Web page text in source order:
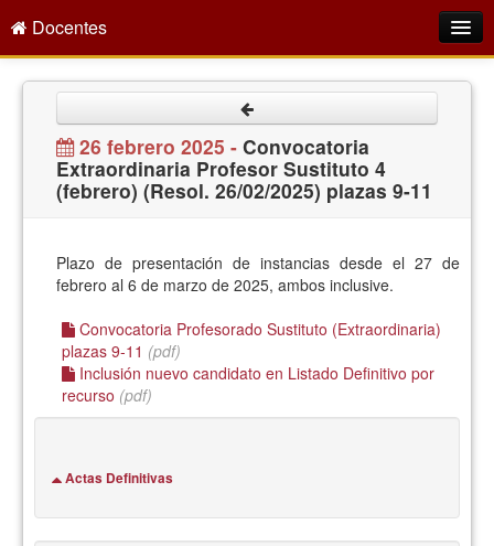
Docentes
Empleo Público
Gestión PDI
Seprus
Directorio
26 febrero 2025 - Convocatoria
Extraordinaria Profesor Sustituto 4
(febrero) (Resol. 26/02/2025) plazas 9-11
Plazo de presentación de instancias desde el 27 de
febrero al 6 de marzo de 2025, ambos inclusive.
Convocatoria Profesorado Sustituto (Extraordinaria)
plazas 9-11 (pdf)
Inclusión nuevo candidato en Listado Definitivo por
recurso (pdf)
Actas Definitivas